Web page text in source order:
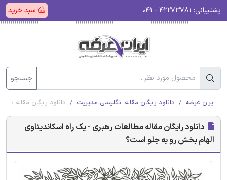
پشتیبانی: سبد خرید
جستجو
ایران عرضه دانلود رایگان مقاله انگلیسی مدیریت دانلود رایگان مقاله
دانلود رایگان مقاله مطالعات رهبری - یک راه اسکاندیناوی
الهام بخش رو به جلو است؟